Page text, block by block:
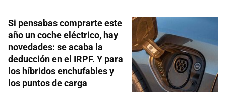
Si pensabas comprarte este
año un coche eléctrico, hay
novedades: se acaba la
deducción en el IRPF. Y para
los híbridos enchufables y
los puntos de carga